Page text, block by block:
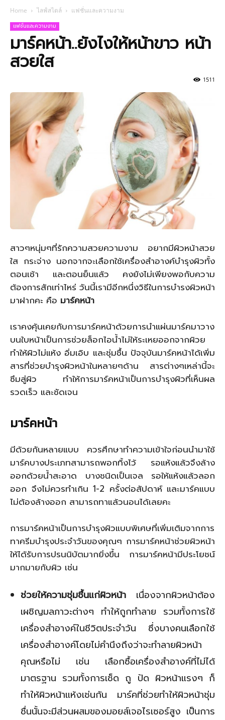
Home ไลฟ์สไตล์ แฟชั่นและความงาม
แฟชั่นและความงาม
มาร์คหน้า..ยังไงให้หน้าขาว หน้า
สวยใส
1511
สาวๆหนุ่มๆที่รักความสวยความงาม อยากมีผิวหน้าสวย
ใส กระจ่าง นอกจากจะเลือกใช้เครื่องสำอางค์บำรุงผิวทั้ง
ตอนเช้า และตอนย็นแล้ว คงยังไม่เพียงพอกับความ
ต้องการสักเท่าไหร่ วันนี้เรามีอีกหนึ่งวิธีในการบำรงผิวหน้า
มาฝากคะ คือ มาร์คหน้า
เราคงคุ้นเคยกับการมาร์คหน้าด้วยการนำแผ่นมาร์คมาวาง
บนใบหน้าเป็นการช่วยล็อกไอน้ำไม่ให้ระเหยออกจากผิวย
ทำให้ผิวไม่แห้ง อิ่มเอิบ และชุ่มชื้น ปัจจุบันมาร์คหน้าได้เพิ่ม
สารที่ช่วยบำรุงผิวหน้าในหลายๆด้าน สารต่างๆเหล่านี้จะ
ซึมสู่ผิว ทำให้การมาร์คหน้าเป็นการบำรุงผิวที่เห็นผล
รวดเร็ว และชัดเจน
มาร์คหน้า
มีด้วยกันหลายแบบ ควรศึกษาทำความเข้าใจก่อนนำมาใช้
มาร์คบางประเภทสามารถพอกทิ้งไว้ รอแห้งแล้วจึงล้าง
ออกด้วยน้ำสะอาด บางชนิดเป็นเจล รอให้แห้งแล้วลอก
ออก จึงไม่ควรทำเกิน 1-2 ครั้งต่อสัปดาห์ และมาร์คแบบ
ไม่ต้องล้างออก สามารถทาแล้วนอนได้เลยคะ
การมาร์คหน้าเป็นการบำรุงผิวแบบพิเศษที่เพิ่มเติมจากการ
ทาครีมบำรุงประจำวันของคุณๆ การมาร์คหน้าช่วยผิวหน้า
ให้ได้รับการปรนนิบัตมากยิ่งขึ้น การมาร์คหน้ามีประโยชน์
มากมายกับผิว เช่น
ช่วยให้ความชุ่มชื้นแก่ผิวหน้า เนื่องจากผิวหน้าต้อง
เผชิญมลภาวะต่างๆ ทำให้ถูกทำลาย รวมทั้งการใช้
เครื่องสำอางค์ในชีวิตประจำวัน ซึ่งบางคนเลือกใช้
เครื่องสำอางค์โดยไม่คำนึงถึงว่าจะทำลายผิวหน้า
คุณหรือไม่ เช่น เลือกซื้อเครื่องสำอางค์ที่ไม่ได้
มาตรฐาน รวมทั้งการเช็ด ถู ปัด ผิวหน้าแรงๆ ก็
ทำให้ผิวหน้าแห้งเช่นกัน มาร์คที่ช่วยทำให้ผิวหน้าชุ่ม
ชื่นนั้นจะมีส่วนผสมของมอยส์เจอไรเซอร์สูง เป็นการ